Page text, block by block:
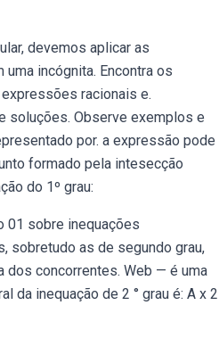
devemos aplicar as
incógnita. Encontra os
racionais e.
soluções. Observe exemplos e
por. a expressão pode
formado pela intesecção
do 1º grau:
01 sobre inequações
sobretudo as de segundo grau,
dos concorrentes. Web — é uma
da inequação de 2 ° grau é: A x 2